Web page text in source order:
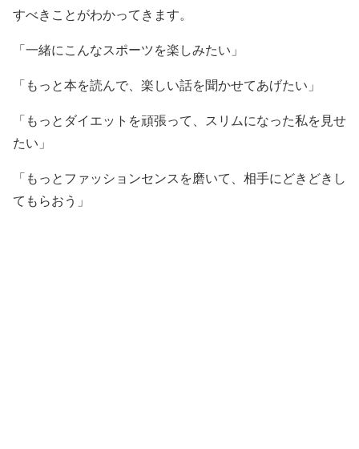
すべきことがわかってきます。
「一緒にこんなスポーツを楽しみたい」
「もっと本を読んで、楽しい話を聞かせてあげたい」
「もっとダイエットを頑張って、スリムになった私を見せ
たい」
「もっとファッションセンスを磨いて、相手にどきどきし
てもらおう」